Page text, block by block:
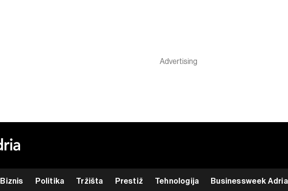
Biznis Politika Tržišta Prestiž Tehnologija Businessweek Adria